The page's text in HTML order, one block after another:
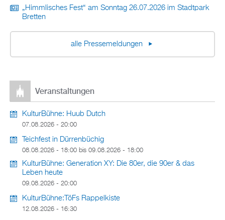
„Himmlisches Fest“ am Sonntag 26.07.2026 im Stadtpark
Bretten
alle Pressemeldungen
Veranstaltungen
KulturBühne: Huub Dutch
07.08.2026 - 20:00
Teichfest in Dürrenbüchig
08.08.2026 - 18:00 bis 09.08.2026 - 18:00
KulturBühne: Generation XY: Die 80er, die 90er & das
Leben heute
09.08.2026 - 20:00
KulturBühne:TöFs Rappelkiste
12.08.2026 - 16:30